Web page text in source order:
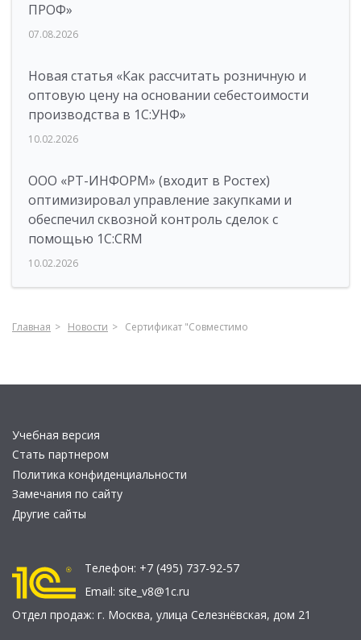
ПРОФ»
07.08.2026
Новая статья «Как рассчитать розничную и
оптовую цену на основании себестоимости
производства в 1С:УНФ»
10.02.2026
ООО «РТ-ИНФОРМ» (входит в Ростех)
оптимизировал управление закупками и
обеспечил сквозной контроль сделок с
помощью 1С:CRM
10.02.2026
Главная Новости Сертификат "Совместимо
Учебная версия
Стать партнером
Политика конфиденциальности
Замечания по сайту
Другие сайты
Телефон: +7 (495) 737-92-57
Email: site_v8@1c.ru
Отдел продаж: г. Москва, улица Селезнёвская, дом 21